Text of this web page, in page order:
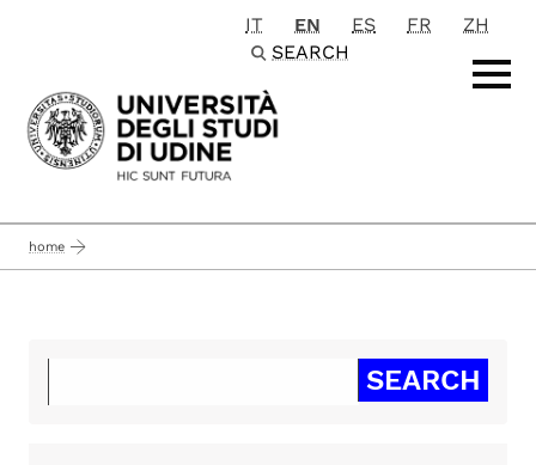
Passa al contenuto principale
IT EN ES FR
ZH
SEARCH
home